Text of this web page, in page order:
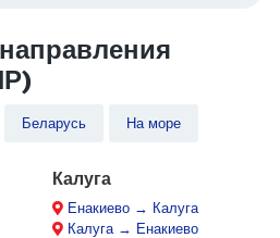
Беларусь На море
Калуга
Енакиево → Калуга
Калуга → Енакиево